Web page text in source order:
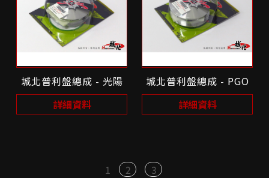
城北普利盤總成 - 光陽
詳細資料
城北普利盤總成 - PGO
詳細資料
1 2 3